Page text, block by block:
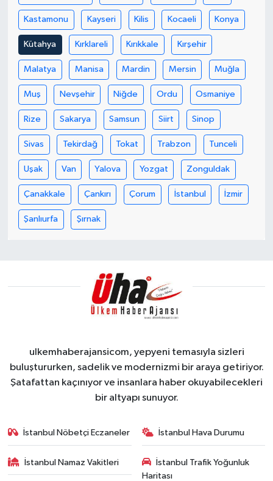
Kastamonu Kayseri Kilis Kocaeli Konya
Kütahya Kırklareli Kırıkkale Kırşehir
Malatya Manisa Mardin Mersin Muğla
Muş Nevşehir Niğde Ordu Osmaniye
Rize Sakarya Samsun Siirt Sinop
Sivas Tekirdağ Tokat Trabzon Tunceli
Uşak Van Yalova Yozgat Zonguldak
Çanakkale Çankırı Çorum İstanbul İzmir
Şanlıurfa Şırnak
ulkemhaberajansicom, yepyeni temasıyla sizleri
buluştururken, sadelik ve modernizmi bir araya getiriyor.
Şatafattan kaçınıyor ve insanlara haber okuyabilecekleri
bir altyapı sunuyor.
İstanbul Nöbetçi Eczaneler İstanbul Hava Durumu
İstanbul Namaz Vakitleri
İstanbul Trafik Yoğunluk
Haritası